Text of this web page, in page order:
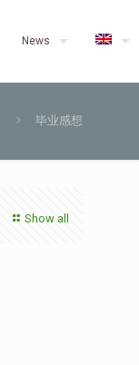
News
毕业感想
Show all